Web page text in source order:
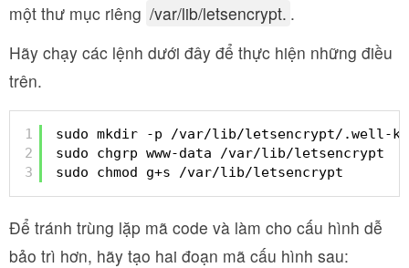
một thư mục riêng /var/lib/letsencrypt. .
Hãy chạy các lệnh dưới đây để thực hiện những điều
trên.
1
2
3
sudo mkdir -p /var/lib/letsencrypt/.well-
sudo chgrp www-data /var/lib/letsencrypt
sudo chmod g+s /var/lib/letsencrypt
Để tránh trùng lặp mã code và làm cho cấu hình dễ
bảo trì hơn, hãy tạo hai đoạn mã cấu hình sau: